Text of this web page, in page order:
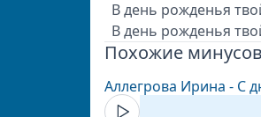
В день рожденья
В день рожденья
Похожие
Аллегрова Ирина - С